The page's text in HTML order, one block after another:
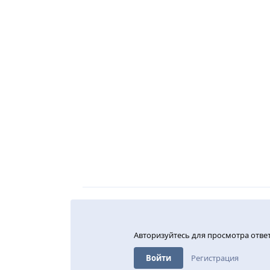
Авторизуйтесь для просмотра
Войти Регистрация